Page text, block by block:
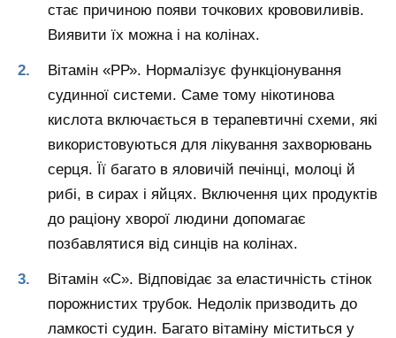
стає причиною появи точкових крововиливів.
Виявити їх можна і на колінах.
Вітамін «РР». Нормалізує функціонування
судинної системи. Саме тому нікотинова
кислота включається в терапевтичні схеми, які
використовуються для лікування захворювань
серця. Її багато в яловичій печінці, молоці й
рибі, в сирах і яйцях. Включення цих продуктів
до раціону хворої людини допомагає
позбавлятися від синців на колінах.
Вітамін «С». Відповідає за еластичність стінок
порожнистих трубок. Недолік призводить до
ламкості судин. Багато вітаміну міститься у